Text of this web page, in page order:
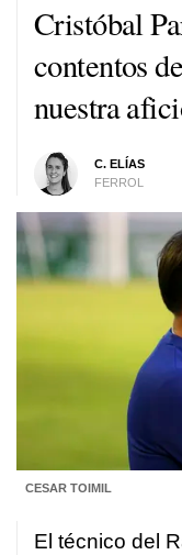
Cristóbal
contentos
nuestra
C. ELÍAS
FERROL
CESAR TOIMIL
El técnico del